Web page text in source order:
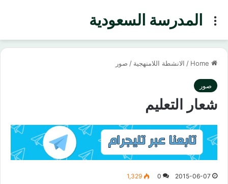
المدرسة السعوديةMenu
/ الانشطة اللامنهجية / صور
صور
شعار التعليم
2015-06-07
0
1,329